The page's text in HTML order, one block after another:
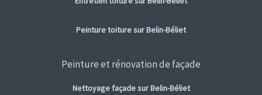
Peinture toiture sur Belin-Béliet
Peinture et rénovation de façade
Nettoyage façade sur Belin-Béliet